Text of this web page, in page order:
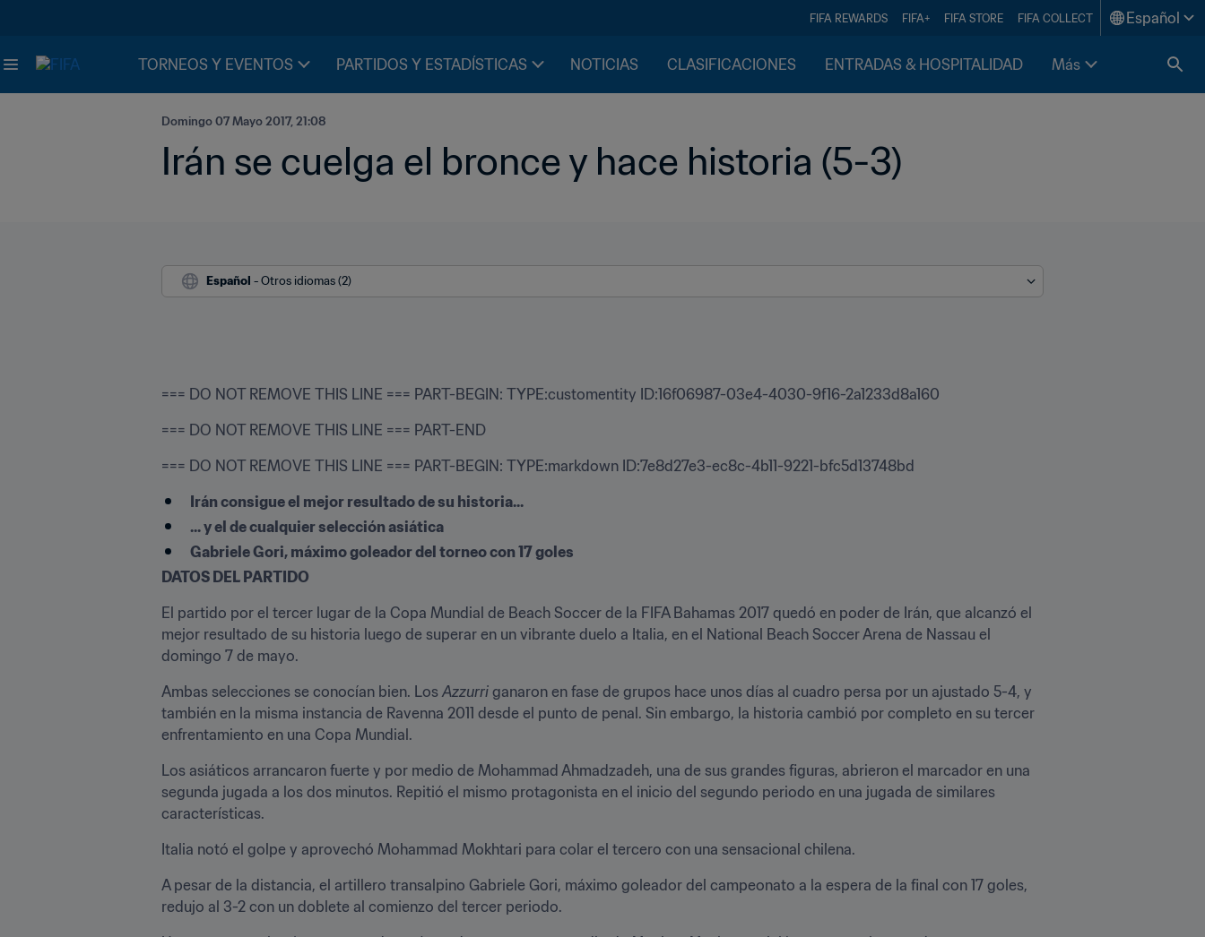
FIFA REWARDS FIFA+ FIFA STORE FIFA COLLECT Español
TORNEOS Y EVENTOS PARTIDOS Y ESTADÍSTICAS NOTICIAS CLASIFICACIONES ENTRADAS & HOSPITALIDAD Más
Domingo 07 Mayo 2017, 21:08
Irán se cuelga el bronce y hace historia (5-3)
Español - Otros idiomas (2)
=== DO NOT REMOVE THIS LINE === PART-BEGIN: TYPE:customentity ID:16f06987-03e4-4030-9f16-2a1233d8a160
=== DO NOT REMOVE THIS LINE === PART-END
=== DO NOT REMOVE THIS LINE === PART-BEGIN: TYPE:markdown ID:7e8d27e3-ec8c-4b11-9221-bfc5d13748bd
Irán consigue el mejor resultado de su historia...
... y el de cualquier selección asiática
Gabriele Gori, máximo goleador del torneo con 17 goles
DATOS DEL PARTIDO
El partido por el tercer lugar de la Copa Mundial de Beach Soccer de la FIFA Bahamas 2017 quedó en poder de Irán, que alcanzó el
mejor resultado de su historia luego de superar en un vibrante duelo a Italia, en el National Beach Soccer Arena de Nassau el
domingo 7 de mayo.
Ambas selecciones se conocían bien. Los Azzurri ganaron en fase de grupos hace unos días al cuadro persa por un ajustado 5-4, y
también en la misma instancia de Ravenna 2011 desde el punto de penal. Sin embargo, la historia cambió por completo en su tercer
enfrentamiento en una Copa Mundial.
Los asiáticos arrancaron fuerte y por medio de Mohammad Ahmadzadeh, una de sus grandes figuras, abrieron el marcador en una
segunda jugada a los dos minutos. Repitió el mismo protagonista en el inicio del segundo periodo en una jugada de similares
características.
Italia notó el golpe y aprovechó Mohammad Mokhtari para colar el tercero con una sensacional chilena.
A pesar de la distancia, el artillero transalpino Gabriele Gori, máximo goleador del campeonato a la espera de la final con 17 goles,
redujo al 3-2 con un doblete al comienzo del tercer periodo.